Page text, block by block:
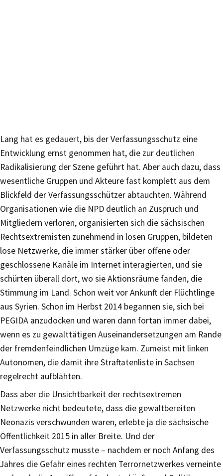
Lang hat es gedauert, bis der Verfassungsschutz eine
Entwicklung ernst genommen hat, die zur deutlichen
Radikalisierung der Szene geführt hat. Aber auch dazu, dass
wesentliche Gruppen und Akteure fast komplett aus dem
Blickfeld der Verfassungsschützer abtauchten. Während
Organisationen wie die NPD deutlich an Zuspruch und
Mitgliedern verloren, organisierten sich die sächsischen
Rechtsextremisten zunehmend in losen Gruppen, bildeten
lose Netzwerke, die immer stärker über offene oder
geschlossene Kanäle im Internet interagierten, und sie
schürten überall dort, wo sie Aktionsräume fanden, die
Stimmung im Land. Schon weit vor Ankunft der Flüchtlinge
aus Syrien. Schon im Herbst 2014 begannen sie, sich bei
PEGIDA anzudocken und waren dann fortan immer dabei,
wenn es zu gewalttätigen Auseinandersetzungen am Rande
der fremdenfeindlichen Umzüge kam. Zumeist mit linken
Autonomen, die damit ihre Straftatenliste in Sachsen
regelrecht aufblähten.
Dass aber die Unsichtbarkeit der rechtsextremen
Netzwerke nicht bedeutete, dass die gewaltbereiten
Neonazis verschwunden waren, erlebte ja die sächsische
Öffentlichkeit 2015 in aller Breite. Und der
Verfassungsschutz musste – nachdem er noch Anfang des
Jahres die Gefahr eines rechten Terrornetzwerkes verneinte